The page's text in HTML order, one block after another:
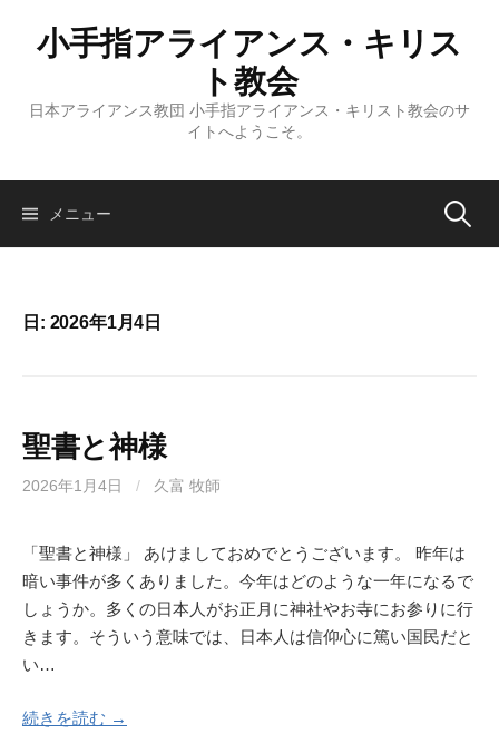
ス
小手指アライアンス・キリス
ト教会
日本アライアンス教団 小手指アライアンス・キリスト教会のサ
イトへようこそ。
メニュー 検
日: 2026年1月4日
聖書と神様
2026年1月4日 / 久富 牧師
「聖書と神様」 あけましておめでとうございます。 昨年は
暗い事件が多くありました。今年はどのような一年になるで
しょうか。多くの日本人がお正月に神社やお寺にお参りに行
きます。そういう意味では、日本人は信仰心に篤い国民だと
い…
続きを読む →